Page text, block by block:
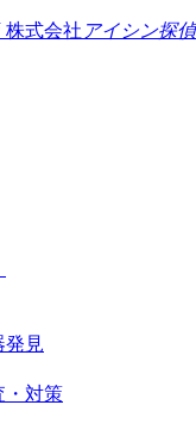
株式会社 アイシン探
発見
・対策